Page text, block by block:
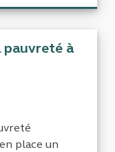
pauvreté à
place un